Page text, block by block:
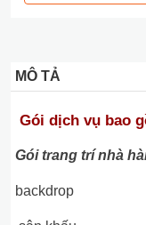
MÔ TẢ
Gói dịch vụ bao
Gói trang trí nhà
backdrop